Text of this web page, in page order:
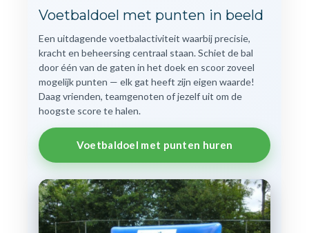
Voetbaldoel met punten in beeld
Een uitdagende voetbalactiviteit waarbij precisie,
kracht en beheersing centraal staan. Schiet de bal
door één van de gaten in het doek en scoor zoveel
mogelijk punten — elk gat heeft zijn eigen waarde!
Daag vrienden, teamgenoten of jezelf uit om de
hoogste score te halen.
Voetbaldoel met punten huren